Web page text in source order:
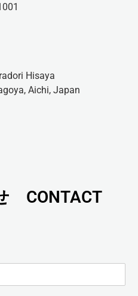
Hisaya
Aichi, Japan
CONTACT